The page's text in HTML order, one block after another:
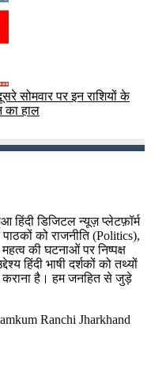
सोमवार पर इन राशियों के
का हाल
हिंदी डिजिटल न्यूज़ प्लेटफ़ॉर्म
को राजनीति (Politics),
की घटनाओं पर निष्पक्ष
हिंदी भाषी दर्शकों को तथ्यों
कराना है। हम जनहित से जुड़े
Ranchi Jharkhand